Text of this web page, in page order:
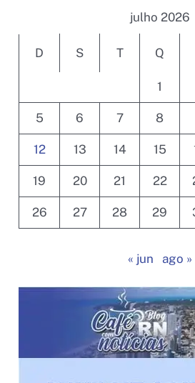
julho 2026
D S T Q
1
5 6 7 8
12 13 14 15
19 20 21 22
26 27 28 29
« jun ago »